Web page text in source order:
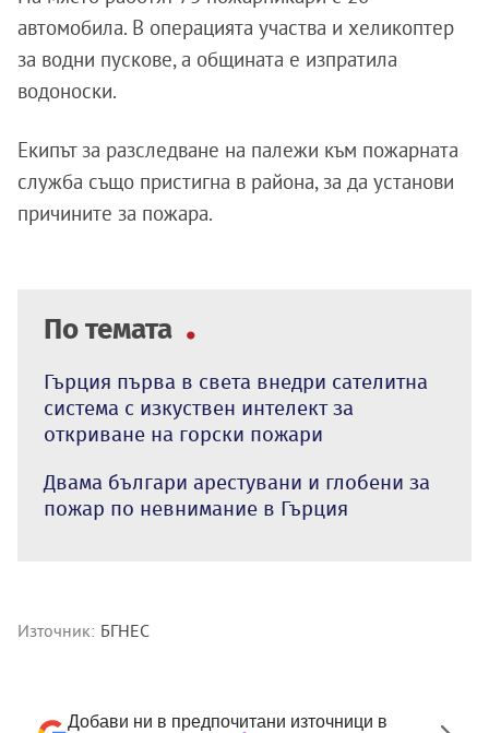
автомобила. В операцията участва и хеликоптер
за водни пускове, а общината е изпратила
водоноски.
Екипът за разследване на палежи към пожарната
служба също пристигна в района, за да установи
причините за пожара.
По темата
Гърция първа в света внедри сателитна
система с изкуствен интелект за
откриване на горски пожари
Двама българи арестувани и глобени за
пожар по невнимание в Гърция
Източник: БГНЕС
Добави ни в предпочитани източници в